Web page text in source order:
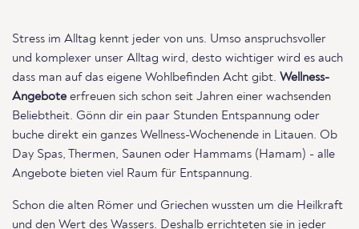
Stress im Alltag kennt jeder von uns. Umso anspruchsvoller
und komplexer unser Alltag wird, desto wichtiger wird es auch
dass man auf das eigene Wohlbefinden Acht gibt. Wellness-
Angebote erfreuen sich schon seit Jahren einer wachsenden
Beliebtheit. Gönn dir ein paar Stunden Entspannung oder
buche direkt ein ganzes Wellness-Wochenende in Litauen. Ob
Day Spas, Thermen, Saunen oder Hammams (Hamam) - alle
Angebote bieten viel Raum für Entspannung.
Schon die alten Römer und Griechen wussten um die Heilkraft
und den Wert des Wassers. Deshalb errichteten sie in jeder